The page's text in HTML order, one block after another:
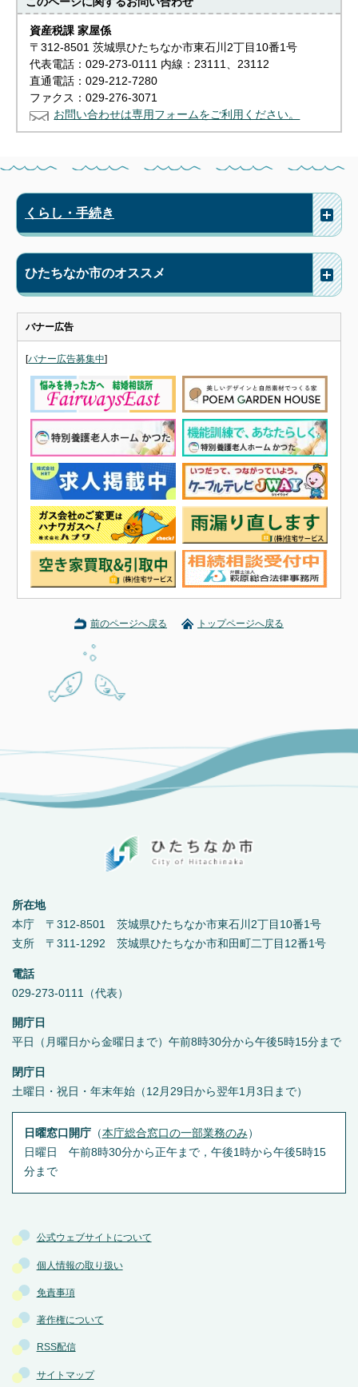
資産税課 家屋係
〒312-8501 茨城県ひたちなか市東石川2丁目10番1号
代表電話：029-273-0111 内線：23111、23112
直通電話：029-212-7280
ファクス：029-276-3071
お問い合わせは専用フォームをご利用ください。
くらし・手続き
ひたちなか市のオススメ
バナー広告
[バナー広告募集中]
前のページへ戻る トップページへ戻る
公式ウェブサイトについて
個人情報の取り扱い
免責事項
著作権について
RSS配信
サイトマップ
所在地
本庁 〒312-8501 茨城県ひたちなか市東石川2丁目10番1号
支所 〒311-1292 茨城県ひたちなか市和田町二丁目12番1号
電話
029-273-0111（代表）
開庁日
平日（月曜日から金曜日まで）午前8時30分から午後5時15分まで
閉庁日
土曜日・祝日・年末年始（12月29日から翌年1月3日まで）
日曜窓口開庁（本庁総合窓口の一部業務のみ ）
日曜日 午前8時30分から正午まで，午後1時から午後5時15
分まで